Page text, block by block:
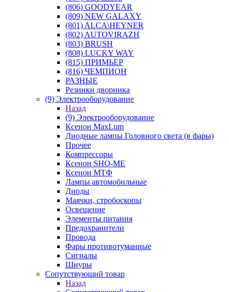
(806) GOODYEAR
(809) NEW GALAXY
(801) ALCA\HEYNER
(802) AUTOVIRAZH
(803) BRUSH
(808) LUCKY WAY
(815) ПРИМЬЕР
(816) ЧЕМПИОН
РАЗНЫЕ
Резинки дворника
(9) Электрооборудование
Назад
(9) Электрооборудование
Ксенон MaxLum
Диодные лампы Головного света (в фары)
Прочее
Компрессоры
Ксенон SHO-ME
Ксенон МТФ
Лампы автомобильные
Диоды
Маячки, стробоскопы
Освещение
Элементы питания
Предохранители
Провода
Фары противотуманные
Сигналы
Шнуры
Сопутствующий товар
Назад